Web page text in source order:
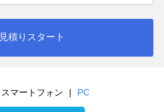
見積りスタート
スマートフォン | PC